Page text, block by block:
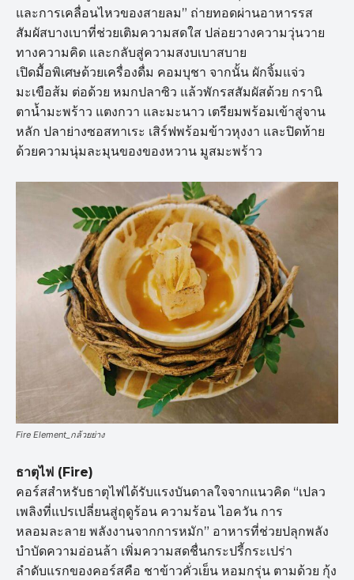
และการเคลื่อนไหวของสายลม” ถ่ายทอดผ่านอาหารรส
สัมผัสบางเบาที่ช่วยเติมความสดใส ปล่อยวางความวุ่นวาย
ทางความคิด และกลับสู่ความสงบเบาสบาย
เปิดมื้อพิเศษด้วยเครื่องดื่ม คอมบุชา จากนั้น ผักจิ้มแจ่ว
มะเขือส้ม ต่อด้วย หมกปลาซิว แล้วพักรสสัมผัสด้วย กรานิ
ตาน้ำมะพร้าว แตงกวา และมะนาว เตรียมพร้อมเข้าสู่จาน
หลัก ปลาย่างซอสทาเระ เสิร์ฟพร้อมข้าวหุงงา และปิดท้าย
ด้วยความนุ่มละมุนของของหวาน มูสมะพร้าว
Fire Element_กล้วยย่าง
ธาตุไฟ (Fire)
คอร์สสำหรับธาตุไฟได้รับแรงบันดาลใจจากแนวคิด “เปลว
เพลิงที่แปรเปลี่ยนสู่ฤดูร้อน ความร้อน ไอควัน การ
หลอมละลาย พลังงานจากการหมัก” อาหารที่ช่วยปลุกพลัง
บำบัดความอ่อนล้า เพิ่มความสดชื่นกระปรี้กระเปร่า
ลำดับแรกของคอร์สคือ ชาข้าวคั่วเย็น หอมกรุ่น ตามด้วย กุ้ง